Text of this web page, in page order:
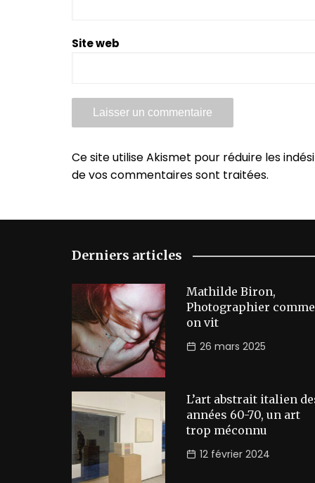
Site web
Ce site utilise Akismet pour réduire les
de vos commentaires sont traitées.
Derniers articles
Mathilde Biron,
Photographier comme
on vit
26 mars 2025
L’art abstrait italien
années 60-70, un art
trop méconnu
12 février 2024